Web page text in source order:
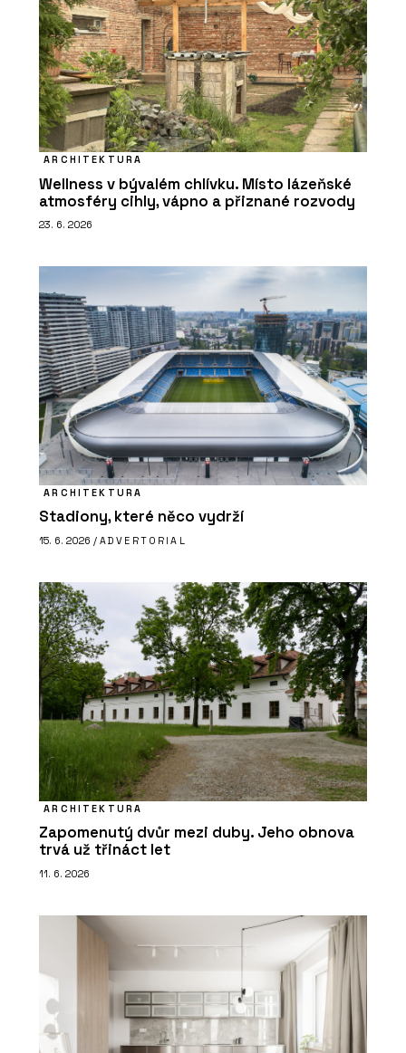
ARCHITEKTURA
Wellness v bývalém chlívku. Místo lázeňské
atmosféry cihly, vápno a přiznané rozvody
23. 6. 2026
ARCHITEKTURA
Stadiony, které něco vydrží
15. 6. 2026 / ADVERTORIAL
ARCHITEKTURA
Zapomenutý dvůr mezi duby. Jeho obnova
trvá už třináct let
11. 6. 2026